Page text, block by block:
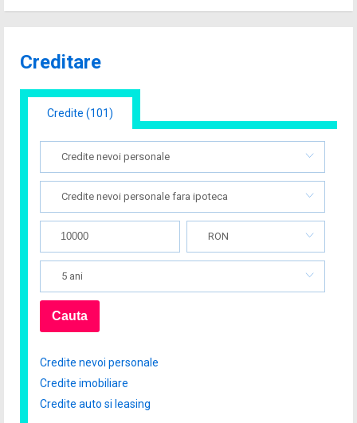
Creditare
Credite (101)
Credite nevoi personale
Credite nevoi personale fara ipoteca
RON
5 ani
Credite nevoi personale
Credite imobiliare
Credite auto si leasing